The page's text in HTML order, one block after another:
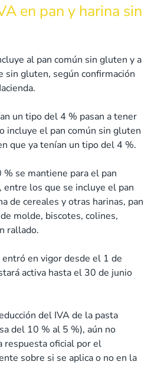
en pan y harina sin
al pan común sin gluten y a
sin gluten, según confirmación
un tipo del 4 % pasan a tener
incluye el pan común sin gluten
que ya tenían un tipo del 4 %.
se mantiene para el pan
los que se incluye el pan
de cereales y otras harinas, pan
molde, biscotes, colines,
rallado.
en vigor desde el 1 de
activa hasta el 30 de junio
del IVA de la pasta
del 10 % al 5 %), aún no
respuesta oficial por el
sobre si se aplica o no en la